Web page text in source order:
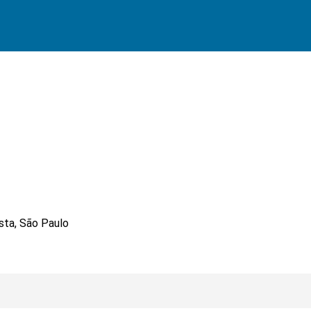
São Paulo